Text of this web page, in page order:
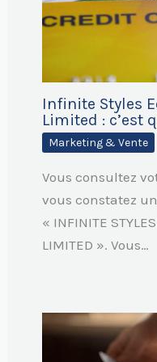
Infinite Styles
Limited : c’est
Marketing & Vente
Vous consultez
vous constatez
« INFINITE
LIMITED ». Vous…